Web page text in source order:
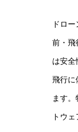
ドロ
前・飛
は安全
飛行に
ます
トウ